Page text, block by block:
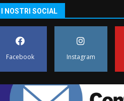
scrivono al
cittadini di serie
5 Agosto 2026 06:15
straordinarie del
Fasano
I NOSTRI SOCIAL
Facebook Instagram